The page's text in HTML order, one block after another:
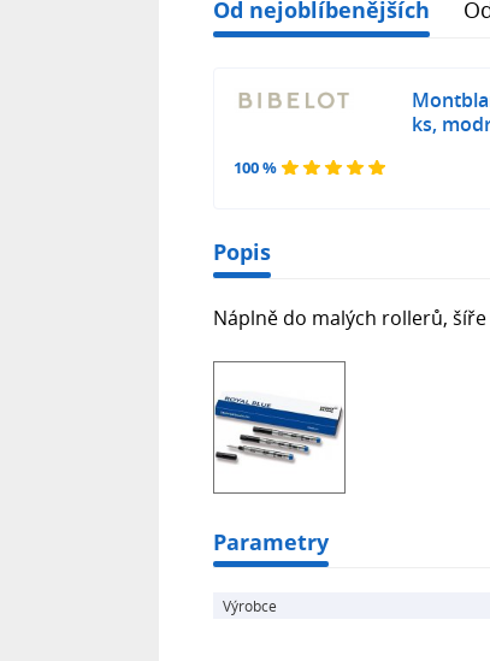
Od nejoblíbenějších
100 %
ks,
Popis
Náplně do malých rollerů, šíře
Parametry
Výrobce